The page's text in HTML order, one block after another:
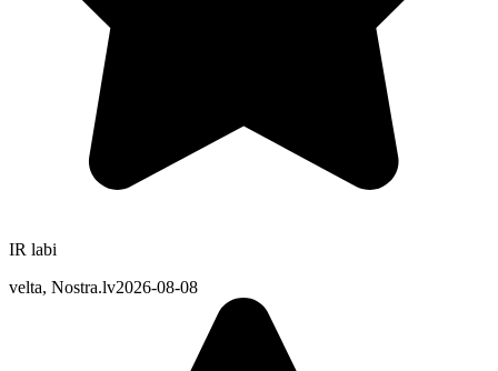
IR labi
velta, Nostra.lv2026-08-08